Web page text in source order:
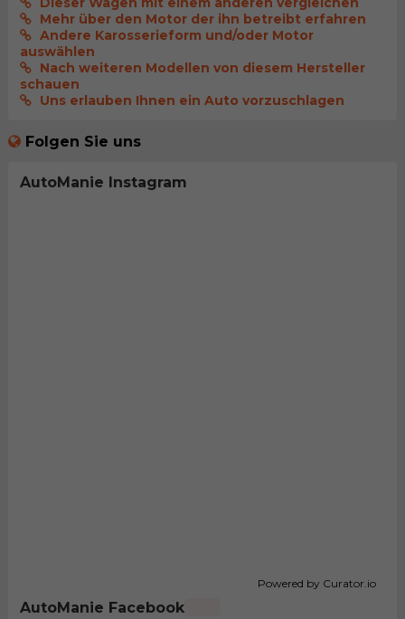
Mehr über den Motor der ihn betreibt erfahren
Andere Karosserieform und/oder Motor
auswählen
Nach weiteren Modellen von diesem Hersteller
schauen
Uns erlauben Ihnen ein Auto vorzuschlagen
Folgen Sie uns
AutoManie Instagram
Powered by Curator.io
AutoManie Facebook